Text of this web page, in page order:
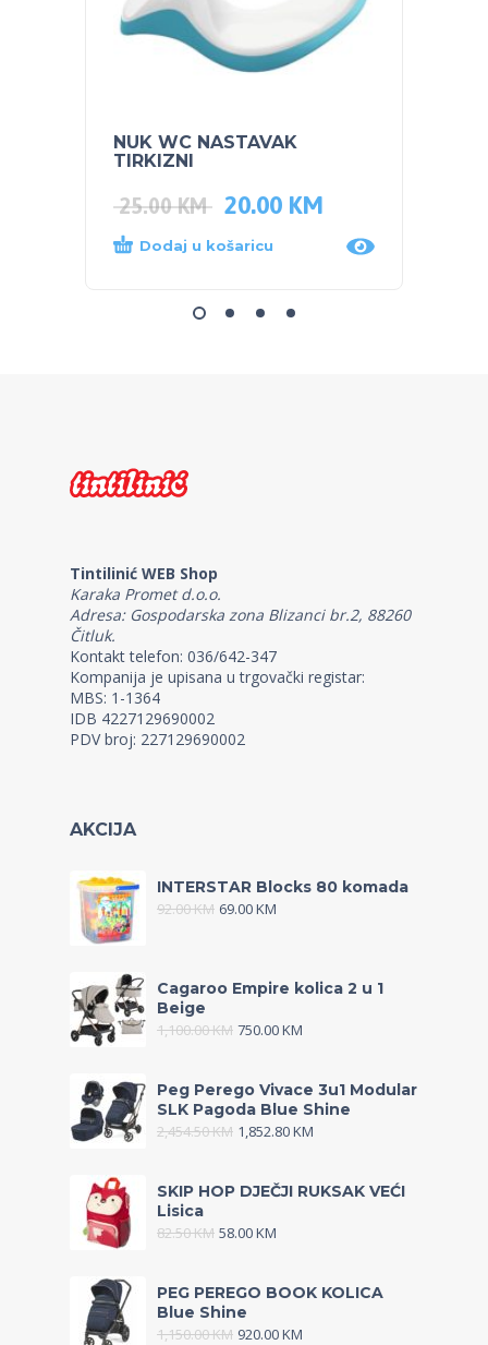
NUK WC NASTAVAK
TIRKIZNI
25.00KM 20.00 KM
Dodaj u košaricu
Tintilinić WEB Shop
Karaka Promet d.o.o.
Adresa: Gospodarska zona Blizanci br.2, 88260
Čitluk.
Kontakt telefon: 036/642-347
Kompanija je upisana u trgovački registar:
MBS: 1-1364
IDB 4227129690002
PDV broj: 227129690002
AKCIJA
INTERSTAR Blocks 80 komada
92.00KM 69.00KM
Cagaroo Empire kolica 2 u 1
Beige
1,100.00KM 750.00KM
Peg Perego Vivace 3u1 Modular
SLK Pagoda Blue Shine
2,454.50KM 1,852.80KM
SKIP HOP DJEČJI RUKSAK VEĆI
Lisica
82.50KM 58.00KM
PEG PEREGO BOOK KOLICA
Blue Shine
1,150.00KM 920.00KM